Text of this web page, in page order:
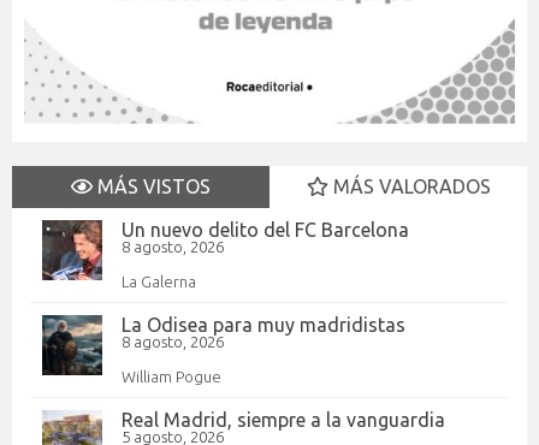
MÁS VISTOS
MÁS VALORADOS
Un nuevo delito del FC Barcelona
8 agosto, 2026
La Galerna
La Odisea para muy madridistas
8 agosto, 2026
William Pogue
Real Madrid, siempre a la vanguardia
5 agosto, 2026